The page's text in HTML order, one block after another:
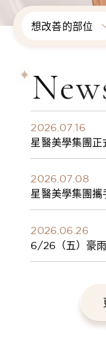
想改善的部位
2026.07.16
星醫美學集團正
入劑」台灣獨家
2026.07.08
星醫美學集團
學人才新標準
2026.06.26
6/26（五）豪